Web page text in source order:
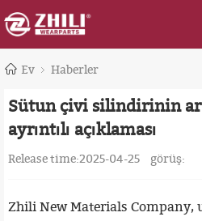
Ev Haberler
Sütun çivi silindirinin
ayrıntılı açıklaması
Release time:2025-04-25 görüş:
Zhili New Materials Company,